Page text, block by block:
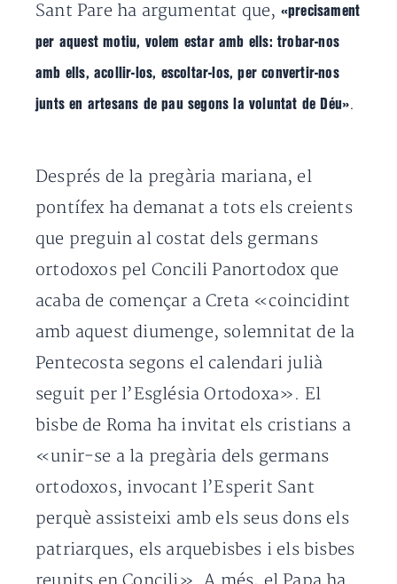
Sant Pare ha argumentat que, «precisament
per aquest motiu, volem estar amb ells: trobar-nos
amb ells, acollir-los, escoltar-los, per convertir-nos
junts en artesans de pau segons la voluntat de Déu».
Després de la pregària mariana, el
pontífex ha demanat a tots els creients
que preguin al costat dels germans
ortodoxos pel Concili Panortodox que
acaba de començar a Creta «coincidint
amb aquest diumenge, solemnitat de la
Pentecosta segons el calendari julià
seguit per l’Església Ortodoxa». El
bisbe de Roma ha invitat els cristians a
«unir-se a la pregària dels germans
ortodoxos, invocant l’Esperit Sant
perquè assisteixi amb els seus dons els
patriarques, els arquebisbes i els bisbes